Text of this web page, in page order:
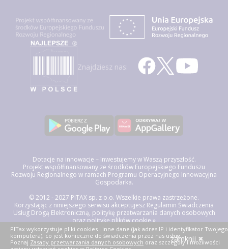
Znajdziesz nas:
Dotacje na innowacje – Inwestujemy w Waszą przyszłość.
Projekt współfinansowany ze środków Europejskiego Funduszu
Rozwoju Regionalnego w ramach Programu Operacyjnego Innowacyjna
Gospodarka.
© 2012 - 2027 PITAX sp. z o.o. Wszelkie prawa zastrzeżone.
Korzystając z niniejszego serwisu akceptujesz Regulamin Świadczenia
Usług Drogą Elektroniczną, politykę przetwarzania danych osobowych
oraz politykę plików cookie »
PITax wykorzystuje pliki cookies i inne dane (jak adres IP i identyfikator Twojego
komputera), co jest konieczne do świadczenia przez nas usług.
Poznaj Zasady przetwarzania danych osobowych oraz szczegóły i możliwości
zamknij